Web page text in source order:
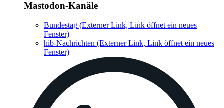
Mastodon-Kanäle
Bundestag (Externer Link, Link öffnet ein neues
Fenster)
hib-Nachrichten (Externer Link, Link öffnet ein neues
Fenster)